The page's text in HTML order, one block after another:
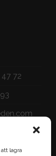
lagra
72